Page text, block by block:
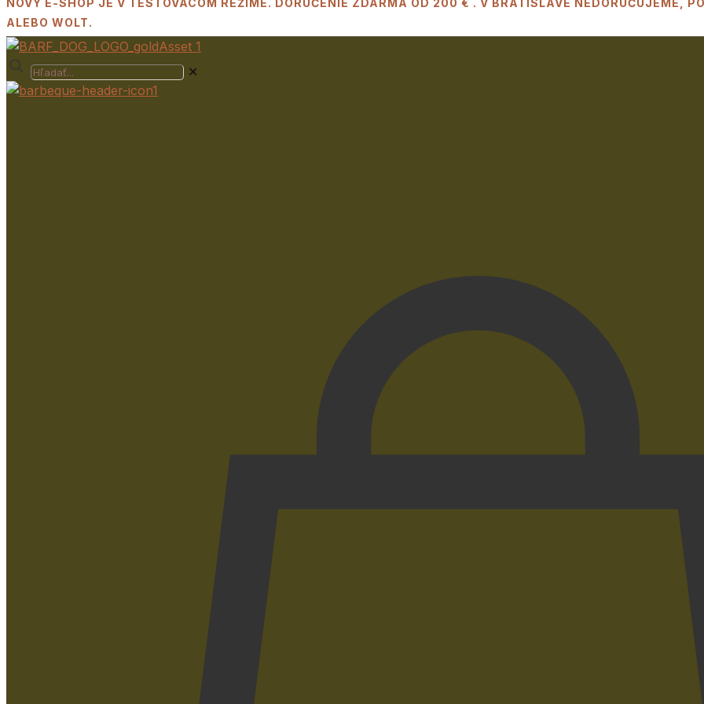
NOVÝ E-SHOP JE V TESTOVACOM REŽIME. DORUČENIE ZDARMA OD 200 € . V BRATISLAVE NEDORUČUJEME,
ALEBO WOLT.
✕